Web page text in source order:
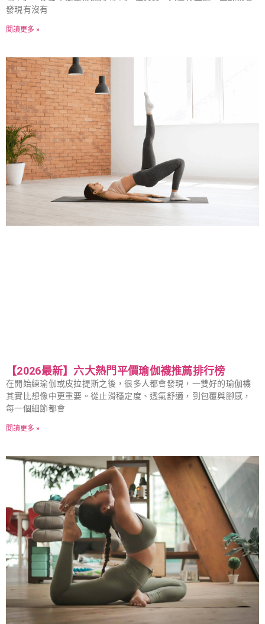
發現有沒有
閱讀更多 »
【2026最新】六大熱門平價瑜伽襪推薦排行榜
在開始練瑜伽或皮拉提斯之後，很多人都會發現，一雙好的瑜伽襪
其實比想像中更重要。從止滑穩定度、透氣舒適，到包覆與腳感，
每一個細節都會
閱讀更多 »